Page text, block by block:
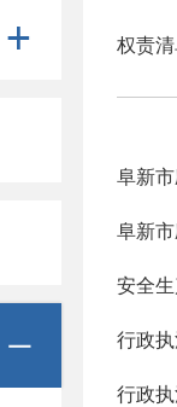
权责
阜新
阜新
安全
行政
行政